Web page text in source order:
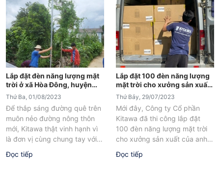
Lắp đặt đèn năng lượng mặt
trời ở xã Hòa Đông, huyện
Krông Pắk, Đắk Lắk
Thứ Ba, 01/08/2023
Để thắp sáng đường quê trên
muôn nẻo đường nông thôn
mới, Kitawa thật vinh hạnh vì
là đơn vị cùng chung tay với
địa phương...
Đọc tiếp
Lắp đặt 100 đèn năng lượng
mặt trời cho xưởng sản xuất
của anh Vinh ở Tiền Giang
Thứ Bảy, 29/07/2023
Mới đây, Công ty Cổ phần
Kitawa đã thi công lắp đặt
100 đèn năng lượng mặt trời
cho xưởng sản xuất của anh
Vinh ở...
Đọc tiếp